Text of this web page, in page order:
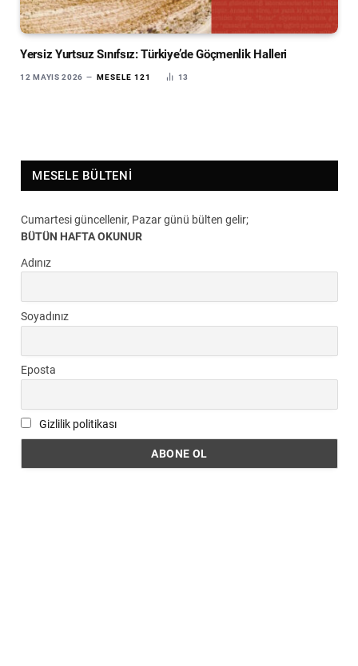
Yersiz Yurtsuz Sınıfsız: Türkiye’de Göçmenlik Halleri
12 MAYIS 2026 MESELE 121 13
MESELE BÜLTENI
Cumartesi güncellenir, Pazar günü bülten gelir;
BÜTÜN HAFTA OKUNUR
Adınız
Soyadınız
Eposta
Gizlilik politikası